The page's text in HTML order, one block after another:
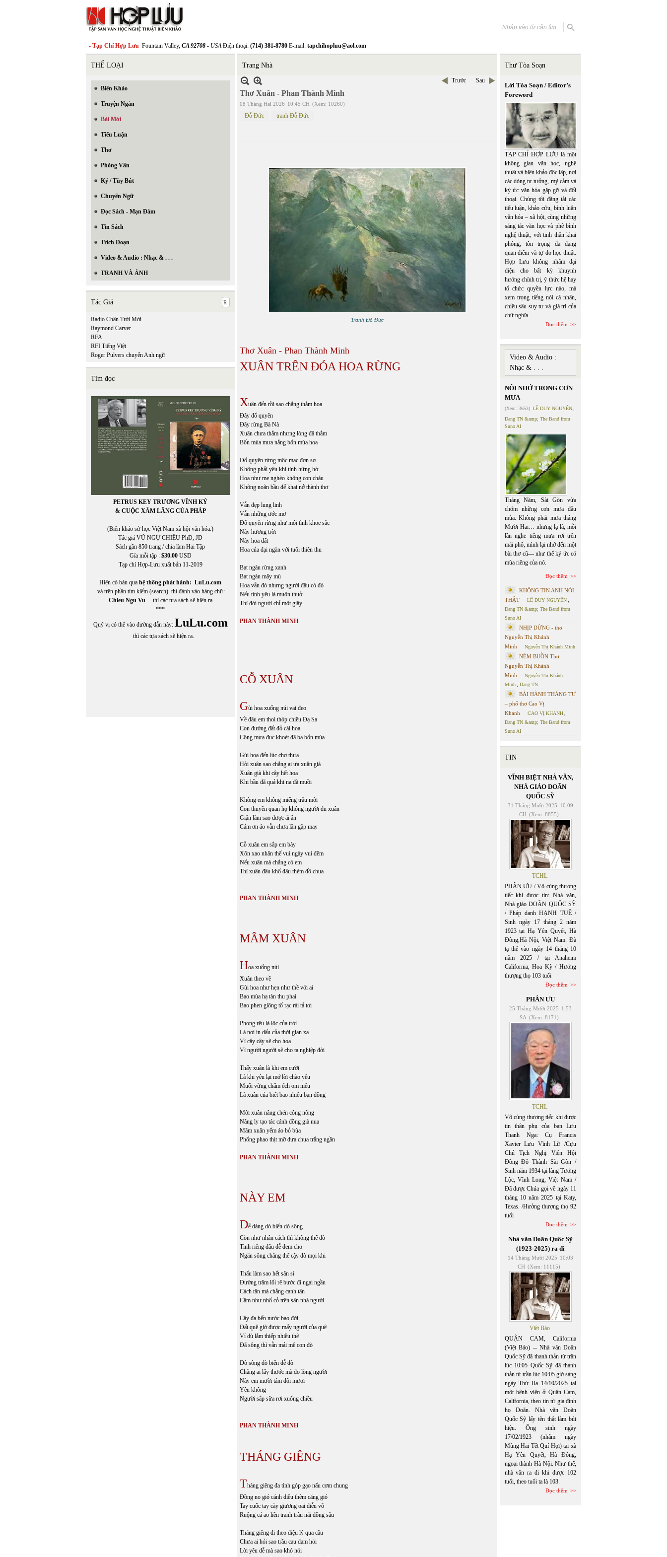
- Tạp Chí Hợp Lưu Fountain Valley, CA 92708 - USAĐiện thoại: (714) 381-8780 E-mail: tapchihopluu@aol.com
THỂ LOẠI
Biên Khảo
Truyện Ngắn
Bài Mới
Tiểu Luận
Thơ
Phỏng Vấn
Ký / Tùy Bút
Chuyển Ngữ
Đọc Sách - Mạn Đàm
Tin Sách
Trích Đoạn
Video & Audio : Nhạc & . . .
TRANH VÀ ẢNH
Tác Giả
Radio Chân Trời Mới
Raymond Carver
RFA
RFI Tiếng Việt
Roger Pulvers chuyển Anh ngữ
Tìm đọc
PETRUS KEY TRƯƠNG VĨNH KÝ
& CUỘC XÂM LĂNG CỦA PHÁP
(Biên khảo sử học Việt Nam xã hội văn hóa.)
Tác giả VŨ NGỰ CHIÊU PhD, JD
Sách gần 850 trang / chia làm Hai Tập
Gía mỗi tập : $30.00USD
Tạp chí Hợp-Lưu xuất bản 11-2019
Hiện có bán qua hệ thống phát hành: LuLu.com
và trên phần tìm kiếm (search) thì đánh vào hàng chữ:
Chieu Ngu Vu thì các tựa sách sẽ hiện ra.
***
Quý vị có thể vào đường dẫn này: LuLu.com
thì các tựa sách sẽ hiện ra.
Trang Nhà
Trước Sau
Thơ Xuân - Phan Thành Minh
08 Tháng Hai 2026 10:45 CH (Xem: 10260)
Đỗ Đức tranh Đỗ Đức
Tranh Đỗ Đức
Thơ Xuân - Phan Thành Minh
XUÂN TRÊN ĐÓA HOA RỪNG
Xuân đến rồi sao chẳng thắm hoa
Đây đổ quyên
Đây rừng Bà Nà
Xuân chưa thắm nhưng lòng đã thắm
Bốn mùa mưa nắng bốn mùa hoa
Đổ quyên rừng mộc mạc đơn sơ
Không phải yêu khi tình hững hờ
Hoa như mẹ nghèo không con cháu
Không noãn bầu để khai nở thành thơ
Vẫn đẹp lung linh
Vẫn những ước mơ
Đổ quyên rừng như môi tình khoe sắc
Này hương trời
Này hoa đất
Hoa của đại ngàn với tuổi thiên thu
Bạt ngàn rừng xanh
Bạt ngàn mây mù
Hoa vẫn đó nhưng người đâu có đó
Nếu tình yêu là muôn thuở
Thì đời người chỉ một giây
PHAN THÀNH MINH
CỖ XUÂN
Gùi hoa xuống núi vai đeo
Về đâu em thoi thóp chiều Đạ Sa
Con đường đất đỏ cài hoa
Công mưa đục khoét đã ba bốn mùa
Gùi hoa đến lúc chợ thưa
Hỏi xuân sao chẳng ai ưa xuân già
Xuân già khi cây hết hoa
Khi bầu đã quả khi na đã muồi
Không em không miếng trầu mời
Con thuyền quan họ không người du xuân
Giận làm sao được ái ân
Cảm ơn áo vẫn chưa lần gặp may
Cỗ xuân em sắp em bày
Xôn xao nhân thế vui ngày vui đêm
Nếu xuân mà chẳng có em
Thì xuân đâu khổ đâu thèm đồ chua
PHAN THÀNH MINH
MÂM XUÂN
Hoa xuống núi
Xuân theo về
Gùi hoa như hẹn như thề với ai
Bao mùa hạ tàn thu phai
Bao phen giông tố rạc rài tả tơi
Phong rêu là lộc của trời
Là nơi in dấu của thời gian xa
Vì cây cây sẽ cho hoa
Vì người người sẽ cho ta nghiệp đời
Thấy xuân là khi em cười
Là khi yêu lại mở lời chào yêu
Muối vừng chấm ếch om niêu
Là xuân của biết bao nhiêu bạn đồng
Mời xuân nâng chén công nông
Nâng ly tạo tác cánh đồng già nua
Mâm xuân yếm áo bỏ bùa
Phổng phao thịt mỡ dưa chua trắng ngần
PHAN THÀNH MINH
NÀY EM
Dễ dàng dò biển dò sông
Còn như nhân cách thì không thể dò
Tình riêng đâu dễ đem cho
Ngăn sông chẳng thể cậy đò mọi khi
Thấu làm sao hết sân si
Đường trăm lối rẽ bước đi ngại ngần
Cách tân mà chẳng canh tân
Cầm như nhổ cỏ trên sân nhà người
Cây đa bến nước bao đời
Đất quê giờ được mấy người của quê
Ví dù lắm thiếp nhiều thê
Đã sông thì vẫn mải mê con đò
Dò sông dò biển dễ dò
Chẳng ai lấy thước mà đo lòng người
Này em mười tám đôi mươi
Yêu không
Người sắp sữa rơi xuống chiều
PHAN THÀNH MINH
THÁNG GIÊNG
Tháng giêng đa tình góp gạo nấu cơm chung
Đồng no gió cánh diều thêm căng gió
Tay cuốc tay cày giương oai diễu võ
Ruộng cả ao liền tranh trâu nái đồng sâu
Tháng giêng đi theo điệu lý qua cầu
Chưa ai hỏi sao trầu cau dạm hỏi
Lời yêu dễ mà sao khó nói
Thư Tòa Soạn
Lời Tòa Soạn / Editor’s
Foreword
TẠP CHÍ HỢP LƯU là một
không gian văn học, nghệ
thuật và biên khảo độc lập, nơi
các dòng tư tưởng, mỹ cảm và
ký ức văn hóa gặp gỡ và đối
thoại. Chúng tôi đăng tải các
tiểu luận, khảo cứu, bình luận
văn hóa – xã hội, cùng những
sáng tác văn học và phê bình
nghệ thuật, với tinh thần khai
phóng, tôn trọng đa dạng
quan điểm và tự do học thuật.
Hợp Lưu không nhằm đại
diện cho bất kỳ khuynh
hướng chính trị, ý thức hệ hay
tổ chức quyền lực nào, mà
xem trọng tiếng nói cá nhân,
chiều sâu suy tư và giá trị của
chữ nghĩa
Đọc thêm
Video & Audio :
Nhạc & . . .
NỖI NHỚ TRONG CƠN
MƯA
(Xem: 3653) LÊ DUY NGUYÊN
Dang TN &amp; The Band from
Suno AI
Tháng Năm, Sài Gòn vừa
chớm những cơn mưa đầu
mùa. Không phải mưa tháng
Mười Hai… nhưng lạ là, mỗi
lần nghe tiếng mưa rơi trên
mái phố, mình lại nhớ đến một
bài thơ cũ— như thể ký ức có
mùa riêng của nó.
Đọc thêm
KHÔNG TIN ANH NÓI
THẬT
LÊ DUY NGUYÊN
Dang TN &amp; The Band from
Suno AI
NHỊP DỪNG - thơ
Nguyễn Thị Khánh
Minh
Nguyễn Thị Khánh Minh
NÉM BUỒN Thơ
Nguyễn Thị Khánh
Minh
Nguyễn Thị Khánh
Minh
Dang TN
BÀI HÀNH THÁNG TƯ
– phổ thơ Cao Vị
Khanh
CAO VỊ KHANH
Dang TN &amp; The Band from
Suno AI
TIN
VĨNH BIỆT NHÀ VĂN,
NHÀ GIÁO DOÃN
QUỐC SỸ
31 Tháng Mười 2025 10:09
CH (Xem: 8855)
TCHL
PHÂN ƯU / Vô cùng thương
tiếc khi được tin: Nhà văn,
Nhà giáo DOÃN QUỐC SỸ
/ Pháp danh HẠNH TUỆ /
Sinh ngày 17 tháng 2 năm
1923 tại Hạ Yên Quyết, Hà
Đông,Hà Nội, Việt Nam. Đã
tạ thế vào ngày 14 tháng 10
năm 2025 / tại Anaheim
California, Hoa Kỳ / Hưởng
thượng thọ 103 tuổi
Đọc thêm
PHÂN ƯU
25 Tháng Mười 2025 1:53
SA (Xem: 8171)
TCHL
Vô cùng thương tiếc khi được
tin thân phụ của bạn Lưu
Thanh Nga: Cụ Francis
Xavier Lưu Vĩnh Lữ /Cựu
Chủ Tịch Nghị Viên Hội
Đồng Đô Thành Sài Gòn /
Sinh năm 1934 tại làng Tưởng
Lộc, Vĩnh Long, Việt Nam /
Đã được Chúa gọi về ngày 11
tháng 10 năm 2025 tại Katy,
Texas. /Hưởng thượng thọ 92
tuổi
Đọc thêm
Nhà văn Doãn Quốc Sỹ
(1923-2025) ra đi
14 Tháng Mười 2025 10:03
CH (Xem: 11115)
Việt Báo
QUẬN CAM, California
(Việt Báo) -- Nhà văn Doãn
Quốc Sỹ đã thanh thản từ trần
lúc 10:05 Quốc Sỹ đã thanh
thản từ trần lúc 10:05 giờ sáng
ngày Thứ Ba 14/10/2025 tại
một bệnh viện ở Quận Cam,
California, theo tin từ gia đình
họ Doãn. Nhà văn Doãn
Quốc Sỹ lấy tên thật làm bút
hiệu. Ông sinh ngày
17/02/1923 (nhằm ngày
Mùng Hai Tết Quí Hợi) tại xã
Hạ Yên Quyết, Hà Đông,
ngoại thành Hà Nội. Như thế,
nhà văn ra đi khi được 102
tuổi, theo tuổi ta là 103.
Đọc thêm